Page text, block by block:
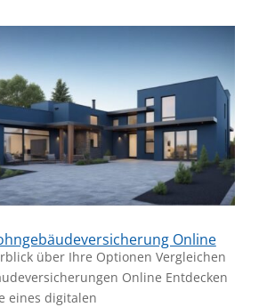
Online
über Ihre Optionen Vergleichen
Online Entdecken
eines digitalen